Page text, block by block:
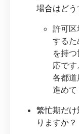
場合はどう
許可区
する
を持
応です
各都
進めて
繁忙期だ
りますか？